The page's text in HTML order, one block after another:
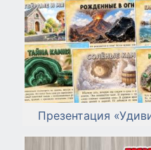
Презентация